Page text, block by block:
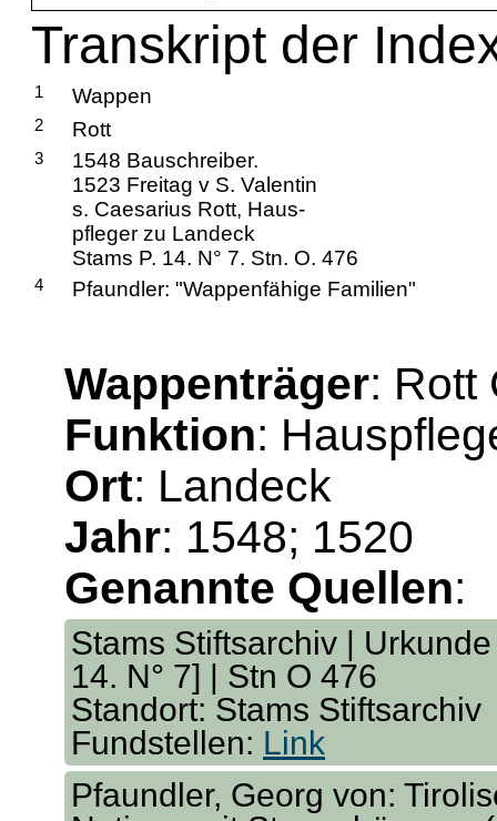
Transkript der
1 Wappen
2 Rott
3
1548 Bauschreiber.
1523 Freitag v S. Valentin
s. Caesarius Rott, Haus-
pfleger zu Landeck
Stams P. 14. N° 7. Stn. O. 476
4 Pfaundler: "Wappenfähige Familien"
Wappenträger: Rott
Funktion:
Ort: Landeck
Jahr: 1548; 1520
Genannte Quellen:
Stams Stiftsarchiv |
14. N° 7] | Stn O 476
Standort: Stams Stiftsarchiv
Fundstellen: Link
Pfaundler, Georg von: